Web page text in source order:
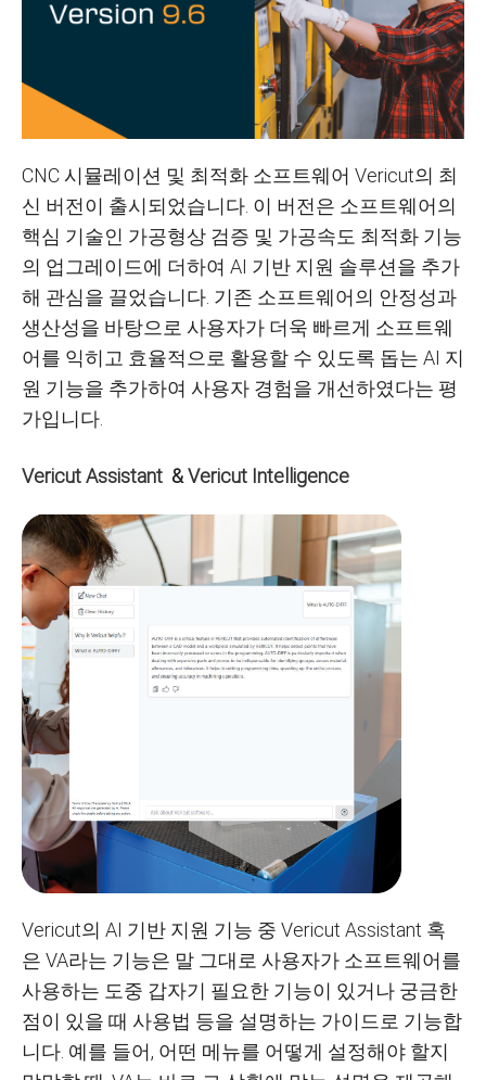
CNC 시뮬레이션 및 최적화 소프트웨어 Vericut의 최
신 버전이 출시되었습니다. 이 버전은 소프트웨어의
핵심 기술인 가공형상 검증 및 가공속도 최적화 기능
의 업그레이드에 더하여 AI 기반 지원 솔루션을 추가
해 관심을 끌었습니다. 기존 소프트웨어의 안정성과
생산성을 바탕으로 사용자가 더욱 빠르게 소프트웨
어를 익히고 효율적으로 활용할 수 있도록 돕는 AI 지
원 기능을 추가하여 사용자 경험을 개선하였다는 평
가입니다.
Vericut Assistant &Vericut Intelligence
Vericut의 AI 기반 지원 기능 중 Vericut Assistant 혹
은 VA라는 기능은 말 그대로 사용자가 소프트웨어를
사용하는 도중 갑자기 필요한 기능이 있거나 궁금한
점이 있을 때 사용법 등을 설명하는 가이드로 기능합
니다. 예를 들어, 어떤 메뉴를 어떻게 설정해야 할지